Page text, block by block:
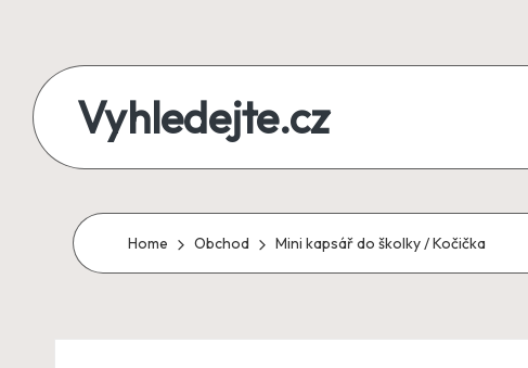
content
Vyhledejte.cz
produkty
i
Home Obchod Mini kapsář do školky / Kočička